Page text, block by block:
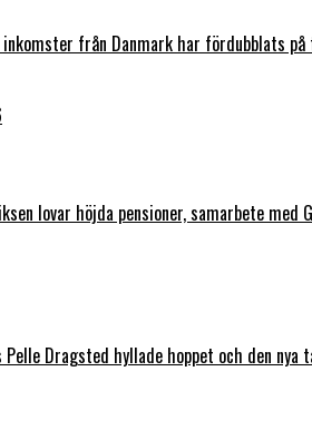
inkomster från Danmark har fördubblats
lovar höjda pensioner, samarbete med
Pelle Dragsted hyllade hoppet och den nya